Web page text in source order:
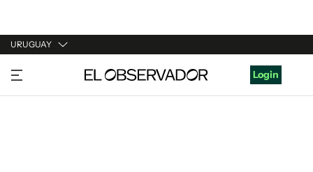
URUGUAY
URUGUAY
ARGENTINA
Login